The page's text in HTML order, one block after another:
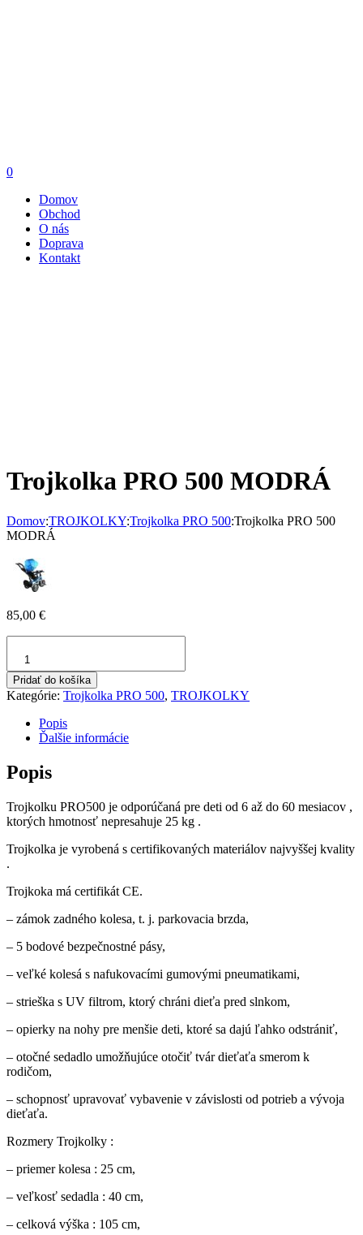
0
Domov
Obchod
O nás
Doprava
Kontakt
Trojkolka PRO 500 MODRÁ
Domov:TROJKOLKY:Trojkolka PRO 500:Trojkolka PRO 500
MODRÁ
85,00 €
Trojkolka
PRO
500
MODRÁ
Pridať do košíka
Kategórie: Trojkolka PRO 500, TROJKOLKY
Popis
Ďalšie informácie
Popis
Trojkolku PRO500 je odporúčaná pre deti od 6 až do 60 mesiacov ,
ktorých hmotnosť nepresahuje 25 kg .
Trojkolka je vyrobená s certifikovaných materiálov najvyššej kvality
.
Trojkoka má certifikát CE.
– zámok zadného kolesa, t. j. parkovacia brzda,
– 5 bodové bezpečnostné pásy,
– veľké kolesá s nafukovacími gumovými pneumatikami,
– strieška s UV filtrom, ktorý chráni dieťa pred slnkom,
– opierky na nohy pre menšie deti, ktoré sa dajú ľahko odstrániť,
– otočné sedadlo umožňujúce otočiť tvár dieťaťa smerom k
rodičom,
– schopnosť upravovať vybavenie v závislosti od potrieb a vývoja
dieťaťa.
Rozmery Trojkolky :
– priemer kolesa : 25 cm,
– veľkosť sedadla : 40 cm,
– celková výška : 105 cm,